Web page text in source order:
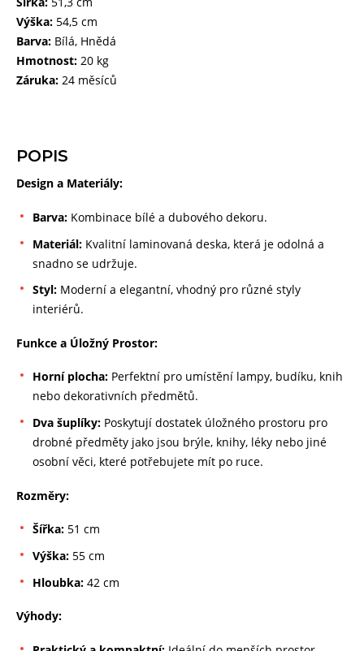
POPIS
Design a Materiály:
Barva: Kombinace bílé a dubového dekoru.
Materiál: Kvalitní laminovaná deska, která je odolná a
snadno se udržuje.
Styl: Moderní a elegantní, vhodný pro různé styly
interiérů.
Funkce a Úložný Prostor:
Horní plocha: Perfektní pro umístění lampy, budíku, knih
nebo dekorativních předmětů.
Dva šuplíky: Poskytují dostatek úložného prostoru pro
drobné předměty jako jsou brýle, knihy, léky nebo jiné
osobní věci, které potřebujete mít po ruce.
Rozměry:
Šířka: 51 cm
Výška: 55 cm
Hloubka: 42 cm
Výhody:
Výška: 54,5 cm
Barva: Bílá, Hnědá
Hmotnost: 20 kg
Záruka: 24 měsíců